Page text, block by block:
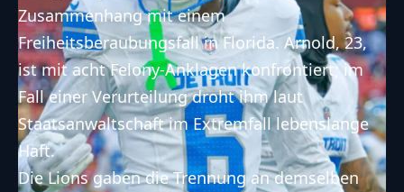
Zusammenhang mit einem
Freiheitsberaubungsfall in Florida. Arnold, 23,
ist mit acht Felony-Anklagen konfrontiert; im
Fall einer Verurteilung droht ihm laut
Staatsanwaltschaft im Extremfall lebenslange
Haft.
Die Lions gaben die Trennung an demselben